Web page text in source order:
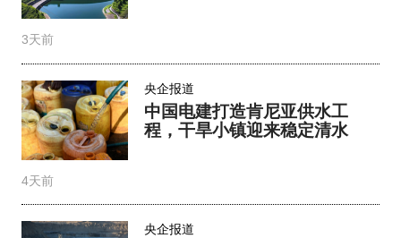
3天前
央企报道
中国电建打造肯尼亚供水工
程，干旱小镇迎来稳定清水
4天前
央企报道